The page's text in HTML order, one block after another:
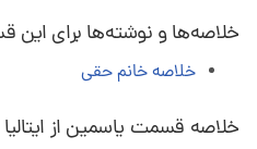
خلاصه‌ها و نوشته‌ها برای
خلاصه خانم حقی
خلاصه قسمت یاسمین از ایتالیا